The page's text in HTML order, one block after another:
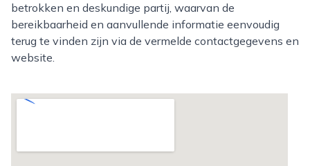
betrokken en deskundige partij, waarvan de
bereikbaarheid en aanvullende informatie eenvoudig
terug te vinden zijn via de vermelde contactgegevens en
website.